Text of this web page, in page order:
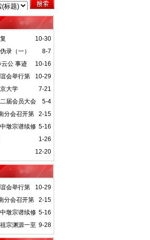
10-30
8-7
录（一）
10-16
公 事迹
10-29
会举行第
7-21
大学
5-4
届会员大会
2-15
分会召开第
5-16
墩宗谱续修
1-26
12-20
10-29
会举行第
2-15
分会召开第
5-16
墩宗谱续修
9-28
宗渊源一至